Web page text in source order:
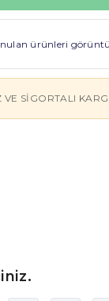
ürünleri
VE SIGORTALI